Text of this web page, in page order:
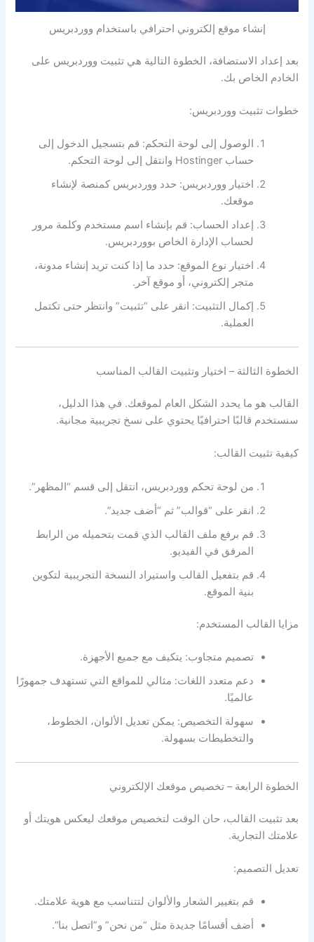
إنشاء موقع إلكتروني احترافي باستخدام ووردبريس
بعد إعداد الاستضافة، الخطوة التالية هي تثبيت ووردبريس على
الخادم الخاص بك.
خطوات تثبيت ووردبريس:
الوصول إلى لوحة التحكم: قم بتسجيل الدخول إلى
حساب Hostinger وانتقل إلى لوحة التحكم.
اختيار ووردبريس: حدد ووردبريس كمنصة لإنشاء
موقعك.
إعداد الحساب: قم بإنشاء اسم مستخدم وكلمة مرور
لحساب الإدارة الخاص بووردبريس.
اختيار نوع الموقع: حدد ما إذا كنت تريد إنشاء مدونة،
متجر إلكتروني، أو موقع آخر.
إكمال التثبيت: انقر على “تثبيت” وانتظر حتى تكتمل
العملية.
الخطوة الثالثة – اختيار وتثبيت القالب المناسب
القالب هو ما يحدد الشكل العام لموقعك. في هذا الدليل،
سنستخدم قالبًا احترافيًا يحتوي على نسخ تجريبية مجانية.
كيفية تثبيت القالب:
من لوحة تحكم ووردبريس، انتقل إلى قسم “المظهر”.
انقر على “قوالب” ثم “أضف جديد”.
قم برفع ملف القالب الذي قمت بتحميله من الرابط
المرفق في الفيديو.
قم بتفعيل القالب واستيراد النسخة التجريبية لتكوين
بنية الموقع.
مزايا القالب المستخدم:
تصميم متجاوب: يتكيف مع جميع الأجهزة.
دعم متعدد اللغات: مثالي للمواقع التي تستهدف جمهورًا
عالميًا.
سهولة التخصيص: يمكن تعديل الألوان، الخطوط،
والتخطيطات بسهولة.
الخطوة الرابعة – تخصيص موقعك الإلكتروني
بعد تثبيت القالب، حان الوقت لتخصيص موقعك ليعكس هويتك أو
علامتك التجارية.
تعديل التصميم:
قم بتغيير الشعار والألوان لتتناسب مع هوية علامتك.
أضف أقسامًا جديدة مثل “من نحن” و”اتصل بنا”.